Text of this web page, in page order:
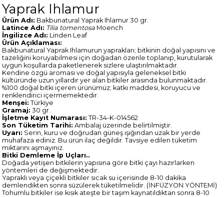
Yaprak Ihlamur
Ürün Adı: Bakbunatural Yaprak Ihlamur 30 gr.
Latince Adı: Tilia tomentosa Moench
İngilizce Adı: Linden Leaf
Ürün Açıklaması:
Bakbunatural Yaprak Ihlamurun yaprakları; bitkinin doğal yapısını ve
tazeliğini koruyabilmesi için doğadan özenle toplanıp, kurutularak
uygun koşullarda paketlenerek sizlere ulaştırılmaktadır.
Kendine özgü aroması ve doğal yapısıyla geleneksel bitki
kültüründe uzun yıllardır yer alan bitkiler arasında bulunmaktadır.
%100 doğal bitki içeren ürünümüz; katkı maddesi, koruyucu ve
renklendirici içermemektedir.
Menşei: Türkiye
Gramaj: 30 gr.
İşletme Kayıt Numarası: TR-34-K-014562
Son Tüketim Tarihi: Ambalaj üzerinde belirtilmiştir.
Uyarı: Serin, kuru ve doğrudan güneş ışığından uzak bir yerde
muhafaza ediniz. Bu ürün ilaç değildir. Tavsiye edilen tüketim
miktarını aşmayınız.
Bitki Demleme İp Uçları..
Doğada yetişen bitkilerin yapısına göre bitki çayı hazırlarken
yöntemleri de değişmektedir.
Yapraklı veya çiçekli bitkiler sıcak su içerisinde 8-10 dakika
demlendikten sonra süzülerek tüketilmelidir. (İNFÜZYON YÖNTEMİ)
Tohumlu bitkiler ise kısık ateşte bir taşım kaynatıldıktan sonra 8-10